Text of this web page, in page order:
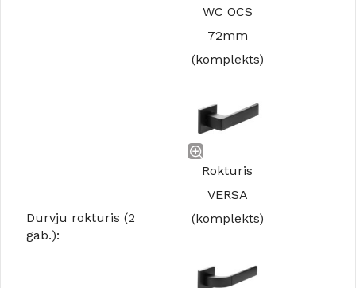
Durvju rokturis (2
gab.):
WC OCS
72mm
(komplekts)
Rokturis
VERSA
(komplekts)